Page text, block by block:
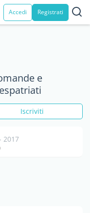
Accedi Registrati
e
Iscriviti
2017